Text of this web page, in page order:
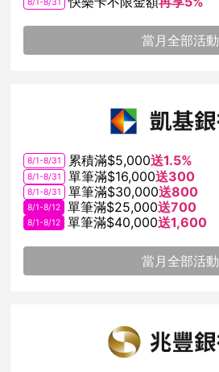
當月全部活動
8/1-8/31 累積滿$5,000送1.5%
8/1-8/31 單筆滿$16,000送300
8/1-8/31 單筆滿$30,000送800
8/1-8/12 單筆滿$25,000送700
8/1-8/12 單筆滿$40,000送1,600
當月全部活動